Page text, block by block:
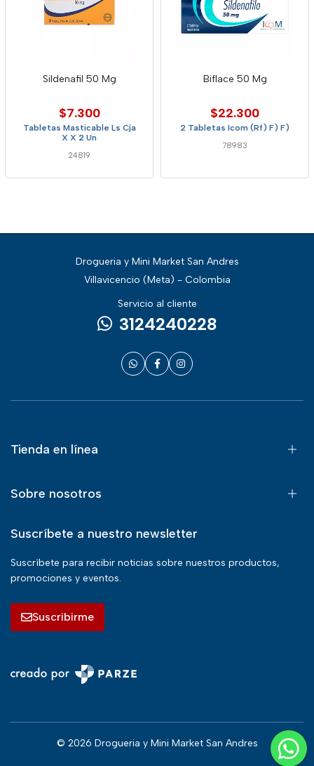
Sildenafil 50 Mg
$7.300
Tabletas Masticable Ls Cja
X X 2 Un
24819
Biflace 50 Mg
$22.300
2 Tabletas Icom (Rf) F) F)
78983
Drogueria y Mini Market San Andres
Villavicencio (Meta) - Colombia
Servicio al cliente
3124240228
Tienda en línea
Sobre nosotros
Suscríbete a nuestro newsletter
Suscríbete para recibir noticias sobre nuestros productos,
promociones y eventos.
Suscribirme
© 2026 Drogueria y Mini Market San Andres